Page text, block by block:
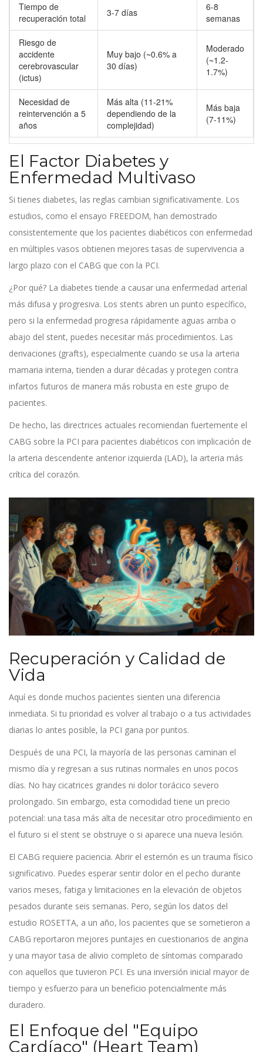
Tiempo de
recuperación total
3-7 días
6-8
semanas
Riesgo de
accidente
cerebrovascular
(ictus)
Muy bajo (~0.6% a
30 días)
Moderado
(~1.2-
1.7%)
Necesidad de
reintervención a 5
años
Más alta (11-21%
dependiendo de la
complejidad)
Más baja
(7-11%)
El Factor Diabetes y
Enfermedad Multivaso
Si tienes diabetes, las reglas cambian significativamente. Los
estudios, como el ensayo FREEDOM, han demostrado
consistentemente que los pacientes diabéticos con enfermedad
en múltiples vasos obtienen mejores tasas de supervivencia a
largo plazo con el CABG que con la PCI.
¿Por qué? La diabetes tiende a causar una enfermedad arterial
más difusa y progresiva. Los stents abren un punto específico,
pero si la enfermedad progresa rápidamente aguas arriba o
abajo del stent, puedes necesitar más procedimientos. Las
derivaciones (grafts), especialmente cuando se usa la arteria
mamaria interna, tienden a durar décadas y protegen contra
infartos futuros de manera más robusta en este grupo de
pacientes.
De hecho, las directrices actuales recomiendan fuertemente el
CABG sobre la PCI para pacientes diabéticos con implicación de
la arteria descendente anterior izquierda (LAD), la arteria más
crítica del corazón.
Recuperación y Calidad de
Vida
Aquí es donde muchos pacientes sienten una diferencia
inmediata. Si tu prioridad es volver al trabajo o a tus actividades
diarias lo antes posible, la PCI gana por puntos.
Después de una PCI, la mayoría de las personas caminan el
mismo día y regresan a sus rutinas normales en unos pocos
días. No hay cicatrices grandes ni dolor torácico severo
prolongado. Sin embargo, esta comodidad tiene un precio
potencial: una tasa más alta de necesitar otro procedimiento en
el futuro si el stent se obstruye o si aparece una nueva lesión.
El CABG requiere paciencia. Abrir el esternón es un trauma físico
significativo. Puedes esperar sentir dolor en el pecho durante
varios meses, fatiga y limitaciones en la elevación de objetos
pesados durante seis semanas. Pero, según los datos del
estudio ROSETTA, a un año, los pacientes que se sometieron a
CABG reportaron mejores puntajes en cuestionarios de angina
y una mayor tasa de alivio completo de síntomas comparado
con aquellos que tuvieron PCI. Es una inversión inicial mayor de
tiempo y esfuerzo para un beneficio potencialmente más
duradero.
El Enfoque del "Equipo
Cardíaco" (Heart Team)